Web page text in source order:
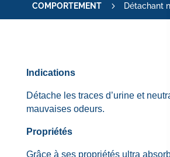
COMPORTEMENT 5 Détachant
Indications
Détache les traces d’urine et
mauvaises odeurs.
Propriétés
Grâce à ses propriétés ultra